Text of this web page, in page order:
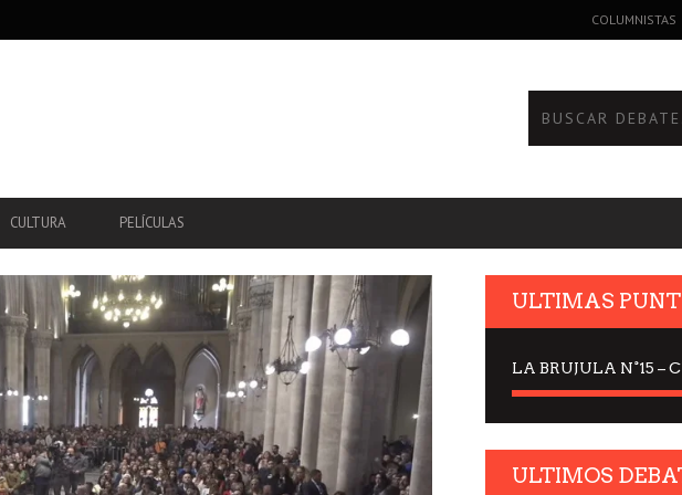
COLUMNISTAS
CULTURA PELÍCULAS
ULTIMAS
ULTIMOS